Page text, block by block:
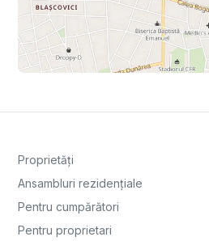
Proprietăți
Ansambluri rezidențiale
Pentru cumpărători
Pentru proprietari